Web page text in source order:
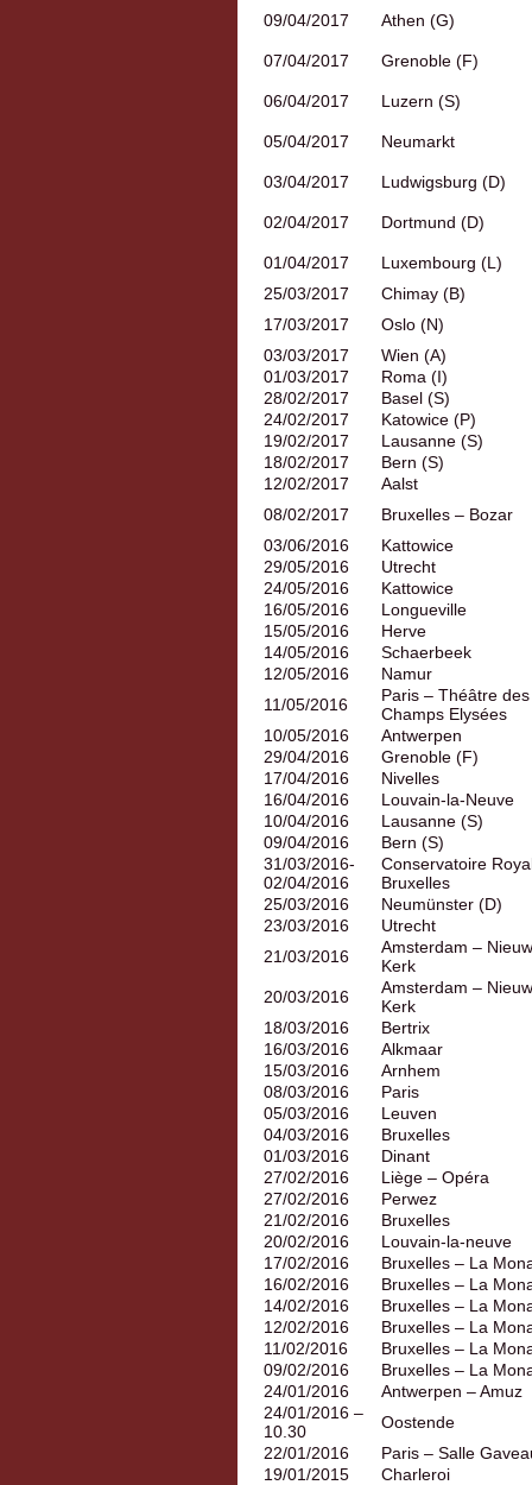
09/04/2017
Athen (G)
07/04/2017 Grenoble (F)
06/04/2017 Luzern (S)
05/04/2017 Neumarkt
03/04/2017 Ludwigsburg (D)
02/04/2017 Dortmund (D)
01/04/2017
Luxembourg (L)
25/03/2017
Chimay (B)
17/03/2017
Oslo (N)
03/03/2017
Wien (A)
01/03/2017
Roma (I)
28/02/2017
Basel (S)
24/02/2017
Katowice (P)
19/02/2017
Lausanne (S)
18/02/2017
Bern (S)
12/02/2017
Aalst
08/02/2017
Bruxelles – Bozar
03/06/2016
Kattowice
29/05/2016
Utrecht
24/05/2016
Kattowice
16/05/2016
Longueville
15/05/2016
Herve
14/05/2016
Schaerbeek
12/05/2016
Namur
11/05/2016
Paris – Théâtre des
Champs Elysées
10/05/2016
Antwerpen
29/04/2016
Grenoble (F)
17/04/2016
Nivelles
16/04/2016
Louvain-la-Neuve
10/04/2016
Lausanne (S)
09/04/2016
Bern (S)
31/03/2016-
02/04/2016
Conservatoire
Bruxelles
25/03/2016
Neumünster (D)
23/03/2016
Utrecht
21/03/2016
Amsterdam –
Kerk
20/03/2016
Amsterdam –
Kerk
18/03/2016
Bertrix
16/03/2016
Alkmaar
15/03/2016
Arnhem
08/03/2016
Paris
05/03/2016
Leuven
04/03/2016
Bruxelles
01/03/2016
Dinant
27/02/2016
Liège – Opéra
27/02/2016
Perwez
21/02/2016
Bruxelles
20/02/2016
Louvain-la-neuve
17/02/2016
Bruxelles – La
16/02/2016
Bruxelles – La
14/02/2016
Bruxelles – La
12/02/2016
Bruxelles – La
11/02/2016
Bruxelles – La
09/02/2016
Bruxelles – La
24/01/2016
Antwerpen – Amuz
24/01/2016 –
10.30
Oostende
22/01/2016
Paris – Salle
19/01/2015
Charleroi